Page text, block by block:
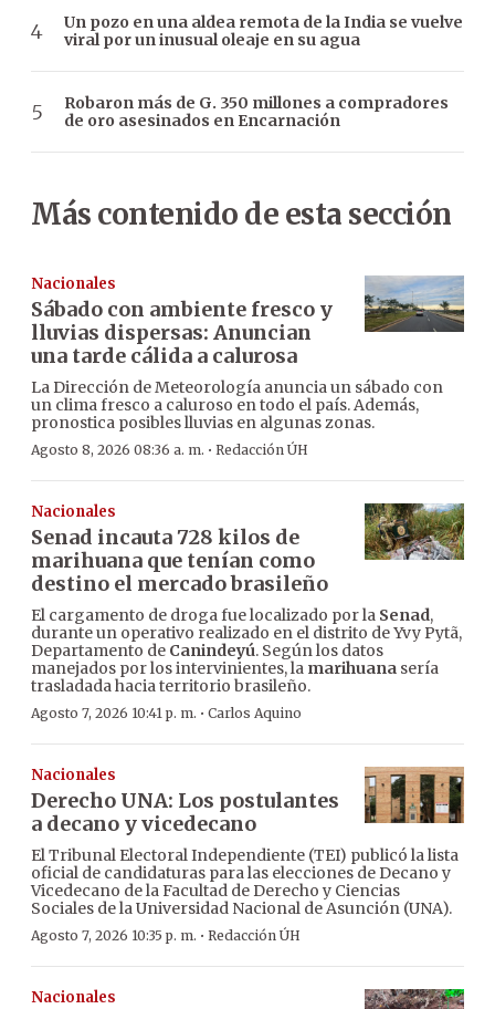
Un pozo en una aldea remota de la India se vuelve
viral por un inusual oleaje en su agua
Robaron más de G. 350 millones a compradores
de oro asesinados en Encarnación
Más contenido de esta sección
Nacionales
Sábado con ambiente fresco y
lluvias dispersas: Anuncian
una tarde cálida a calurosa
La Dirección de Meteorología anuncia un sábado con
un clima fresco a caluroso en todo el país. Además,
pronostica posibles lluvias en algunas zonas.
Agosto 8, 2026 08:36 a. m. · Redacción ÚH
Nacionales
Senad incauta 728 kilos de
marihuana que tenían como
destino el mercado brasileño
El cargamento de droga fue localizado por la Senad,
durante un operativo realizado en el distrito de Yvy Pytã,
Departamento de Canindeyú. Según los datos
manejados por los intervinientes, la marihuana sería
trasladada hacia territorio brasileño.
Agosto 7, 2026 10:41 p. m. · Carlos Aquino
Nacionales
Derecho UNA: Los postulantes
a decano y vicedecano
El Tribunal Electoral Independiente (TEI) publicó la lista
oficial de candidaturas para las elecciones de Decano y
Vicedecano de la Facultad de Derecho y Ciencias
Sociales de la Universidad Nacional de Asunción (UNA).
Agosto 7, 2026 10:35 p. m. · Redacción ÚH
Nacionales